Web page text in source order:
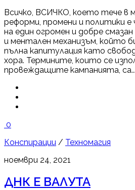
Всичко, ВСИЧКО, което тече в
реформи, промени и политики
на един огромен и добре
и ментален механизъм, който
пълна капитулация като
хора. Термините, които се
провеждащите кампанията, са...
0
Конспирации / Техномагия
ноември 24, 2021
ДНК Е ВАЛУТА